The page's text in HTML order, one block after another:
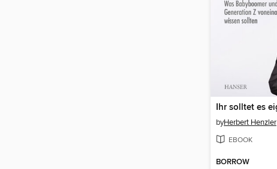
byHerbert Henzler
EBOOK
BORROW